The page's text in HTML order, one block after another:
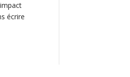
écrire